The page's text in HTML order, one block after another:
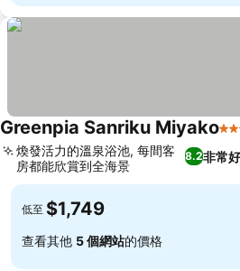
Greenpia Sanriku Miyako3
8.2非常好
煥發活力的溫泉浴池, 每間客
房都能欣賞到全海景
低至 $1,749
查看其他 5 個網站的價格